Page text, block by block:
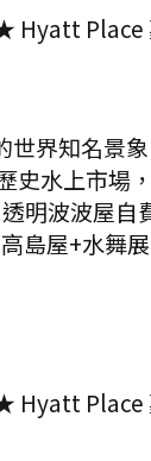
Place
界知名景
水上市場
明波波屋自
島屋+水舞
Place